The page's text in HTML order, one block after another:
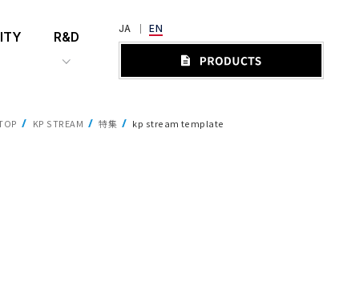
R&D
JA EN
KP STREAM 特集 kp stream template